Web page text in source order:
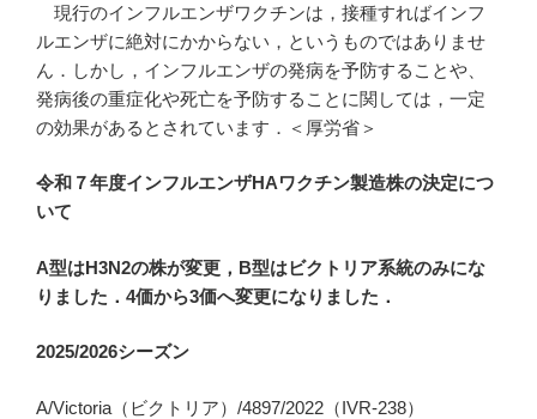
現行のインフルエンザワクチンは，接種すればインフ
ルエンザに絶対にかからない，というものではありませ
ん．しかし，インフルエンザの発病を予防することや、
発病後の重症化や死亡を予防することに関しては，一定
の効果があるとされています．＜厚労省＞
令和７年度インフルエンザHAワクチン製造株の決定につ
いて
A型はH3N2の株が変更， B型はビクトリア系統のみにな
りました． 4価から3価へ変更になりました．
2025/2026シーズン
A/Victoria（ビクトリア）/4897/2022（IVR-238）